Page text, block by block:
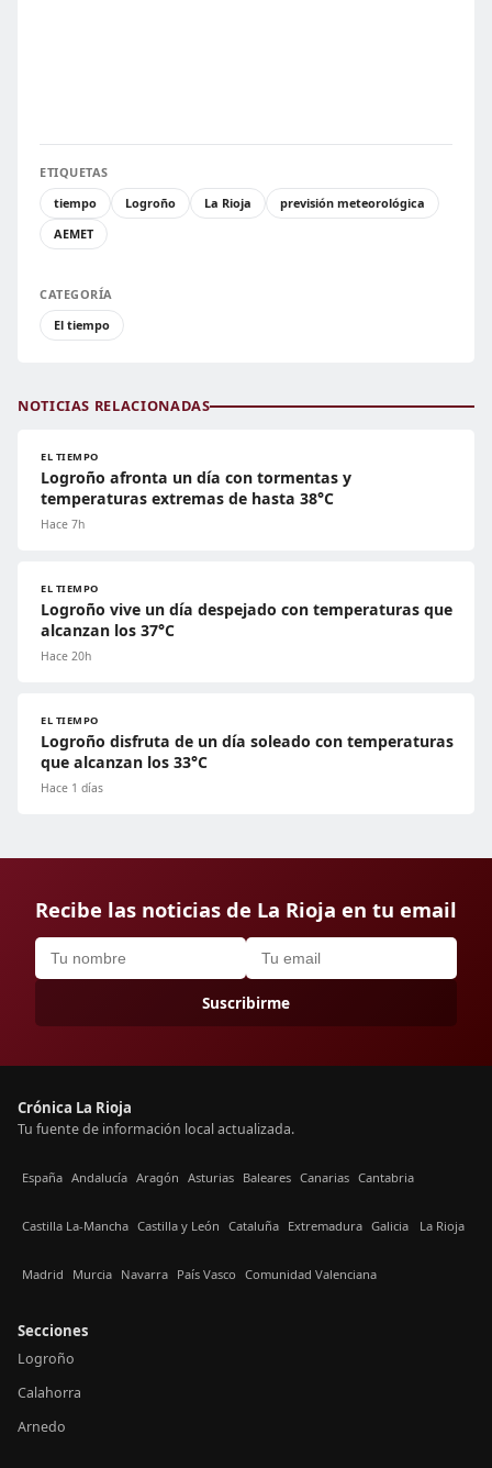
ETIQUETAS
tiempo
Logroño La Rioja
previsión meteorológica
AEMET
CATEGORÍA
El tiempo
NOTICIAS RELACIONADAS
EL TIEMPO
Logroño afronta un día con tormentas y
temperaturas extremas de hasta 38°C
Hace 7h
EL TIEMPO
Logroño vive un día despejado con temperaturas que
alcanzan los 37°C
Hace 20h
EL TIEMPO
Logroño disfruta de un día soleado con temperaturas
que alcanzan los 33°C
Hace 1 días
Recibe las noticias de La Rioja en tu email
Suscribirme
Crónica La Rioja
Tu fuente de información local actualizada.
España Andalucía Aragón Asturias Baleares Canarias Cantabria
Castilla La-Mancha Castilla y León Cataluña Extremadura Galicia La Rioja
Madrid Murcia Navarra País Vasco Comunidad Valenciana
Secciones
Logroño
Calahorra
Arnedo